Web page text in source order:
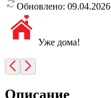
Обновлено: 09.04.2026
Уже дома!
Описание